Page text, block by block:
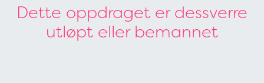
Dette oppdraget er dessverre
utløpt eller bemannet